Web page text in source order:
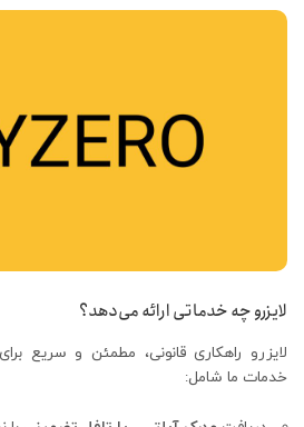
لایزرو چه خدماتی ارائه می‌دهد؟
لایزرو راهکاری قانونی، مطمئن و سریع
خدمات ما شامل: